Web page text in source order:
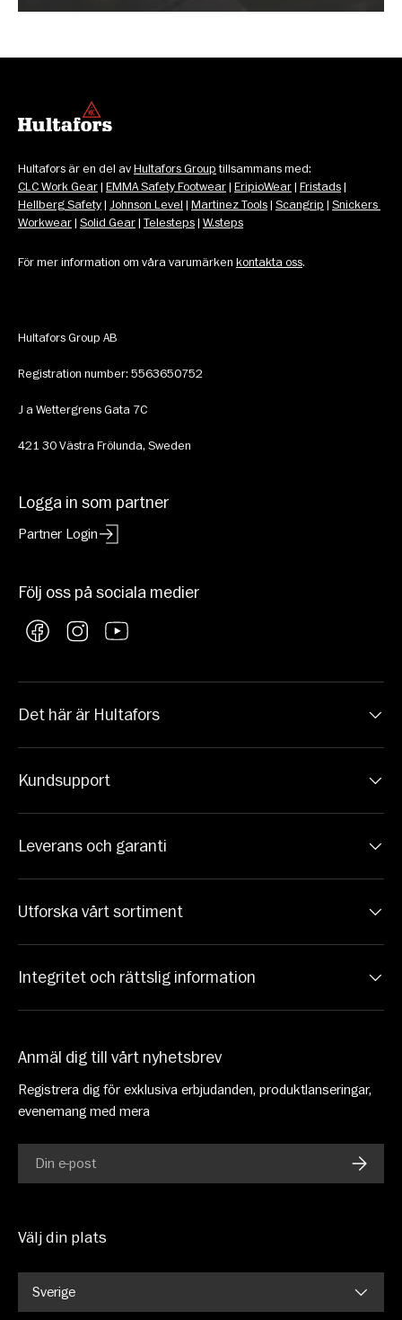
Hultafors är en del av Hultafors Group tillsammans med:
CLC Work Gear | EMMA Safety Footwear | EripioWear | Fristads
Hellberg Safety | Johnson Level | Martinez Tools | Scangrip | Snickers
Workwear | Solid Gear | Telesteps | W.steps
För mer information om våra varumärken kontakta oss.
Hultafors Group AB
Registration number: 5563650752
J a Wettergrens Gata 7C
421 30 Västra Frölunda, Sweden
Logga in som partner
Partner Login
Följ oss på sociala medier
FacebookInstagramYouTube
Det här är Hultafors
Kundsupport
Leverans och garanti
Utforska vårt sortiment
Integritet och rättslig information
Anmäl dig till vårt nyhetsbrev
Registrera dig för exklusiva erbjudanden, produktlanseringar,
evenemang med mera
E-post
Välj din plats
Sverige